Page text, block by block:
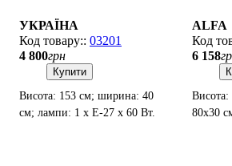
УКРАЇНА
03201
4 800грн
Купити
Висота: 153 см; ширина: 40
см; лампи: 1 х Е-27 х 60 Вт.
ALFA
6 158
80х30